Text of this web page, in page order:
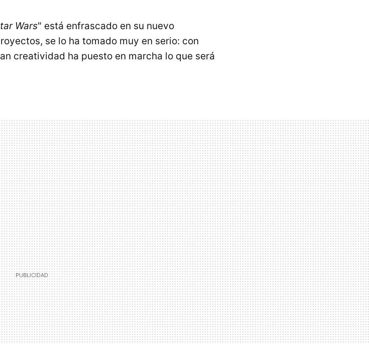
Wars" está enfrascado en su nuevo
se lo ha tomado muy en serio: con
creatividad ha puesto en marcha lo que será